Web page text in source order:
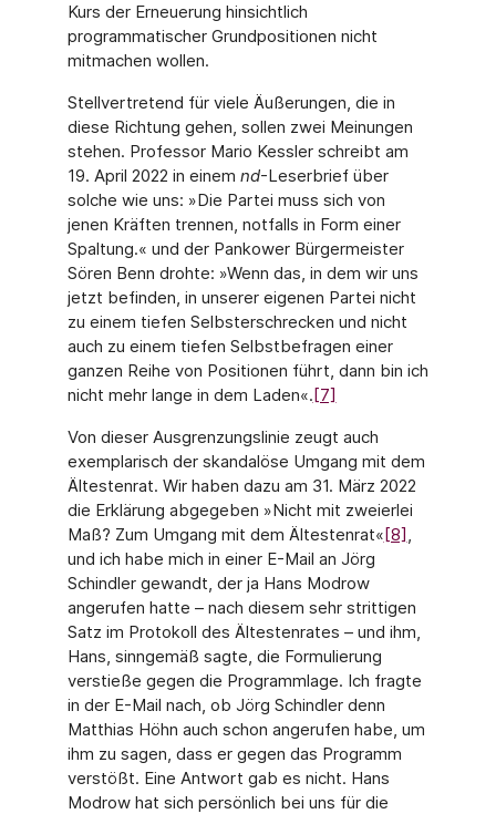
Kurs der Erneuerung hinsichtlich
programmatischer Grundpositionen nicht
mitmachen wollen.
Stellvertretend für viele Äußerungen, die in
diese Richtung gehen, sollen zwei Meinungen
stehen. Professor Mario Kessler schreibt am
19. April 2022 in einem nd-Leserbrief über
solche wie uns: »Die Partei muss sich von
jenen Kräften trennen, notfalls in Form einer
Spaltung.« und der Pankower Bürgermeister
Sören Benn drohte: »Wenn das, in dem wir uns
jetzt befinden, in unserer eigenen Partei nicht
zu einem tiefen Selbsterschrecken und nicht
auch zu einem tiefen Selbstbefragen einer
ganzen Reihe von Positionen führt, dann bin ich
nicht mehr lange in dem Laden«.[7]
Von dieser Ausgrenzungslinie zeugt auch
exemplarisch der skandalöse Umgang mit dem
Ältestenrat. Wir haben dazu am 31. März 2022
die Erklärung abgegeben »Nicht mit zweierlei
Maß? Zum Umgang mit dem Ältestenrat«[8],
und ich habe mich in einer E-Mail an Jörg
Schindler gewandt, der ja Hans Modrow
angerufen hatte – nach diesem sehr strittigen
Satz im Protokoll des Ältestenrates – und ihm,
Hans, sinngemäß sagte, die Formulierung
verstieße gegen die Programmlage. Ich fragte
in der E-Mail nach, ob Jörg Schindler denn
Matthias Höhn auch schon angerufen habe, um
ihm zu sagen, dass er gegen das Programm
verstößt. Eine Antwort gab es nicht. Hans
Modrow hat sich persönlich bei uns für die